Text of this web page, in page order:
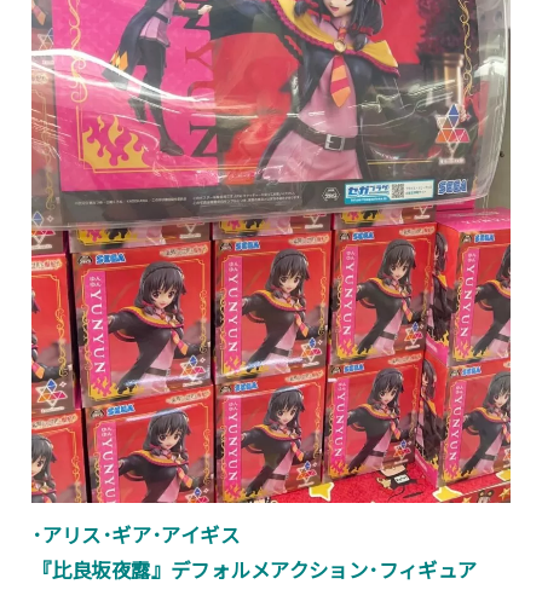
･アリス･ギア･アイギス
『比良坂夜露』デフォルメアクション･フィギュア